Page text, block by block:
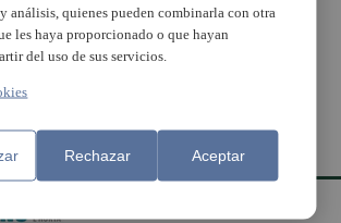
la
análisis, quienes pueden combinarla con otra
les haya proporcionado o que hayan
del uso de sus servicios.
Rechazar Aceptar